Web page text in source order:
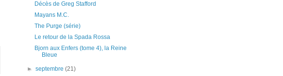
Décès de Greg Stafford
Mayans M.C.
The Purge (série)
Le retour de la Spada Rossa
Bjorn aux Enfers (tome 4), la Reine
Bleue
►septembre(21)